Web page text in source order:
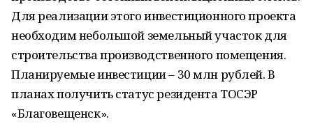
Для реализации этого инвестиционного проекта
необходим небольшой земельный участок для
строительства производственного помещения.
Планируемые инвестиции – 30 млн рублей. В
планах получить статус резидента ТОСЭР
«Благовещенск».